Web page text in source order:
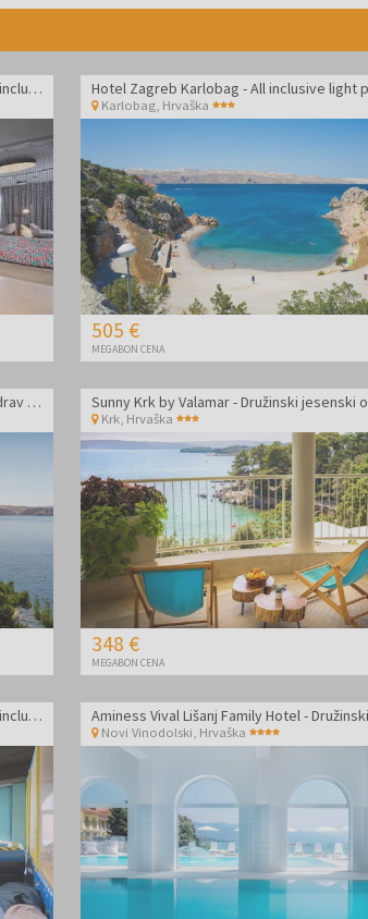
Aminess Vival Lišanj Family Hotel - Družinski all inclusive light z animacijo
Karlobag, Hrvaška
505 €
MEGABON CENA
Hotel Zagreb Karlobag - All inclusive light pozdrav poletju
Krk, Hrvaška
348 €
MEGABON CENA
Aminess Vival Lišanj Family Hotel - Družinski all inclusive light z animacijo
Novi Vinodolski, Hrvaška